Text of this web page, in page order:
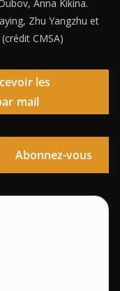
Anna Kikina.
Zhu Yangzhu et
CMSA)
les
mail
Abonnez-vous